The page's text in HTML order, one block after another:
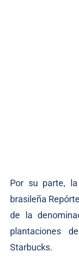
Por su parte, la
brasileña
de la
plantaciones
Starbucks.